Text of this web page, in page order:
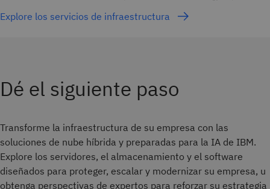
Explore los servicios de infraestructura
Dé el siguiente paso
Transforme la infraestructura de su empresa con las
soluciones de nube híbrida y preparadas para la IA de IBM.
Explore los servidores, el almacenamiento y el software
diseñados para proteger, escalar y modernizar su empresa, u
obtenga perspectivas de expertos para reforzar su estrategia